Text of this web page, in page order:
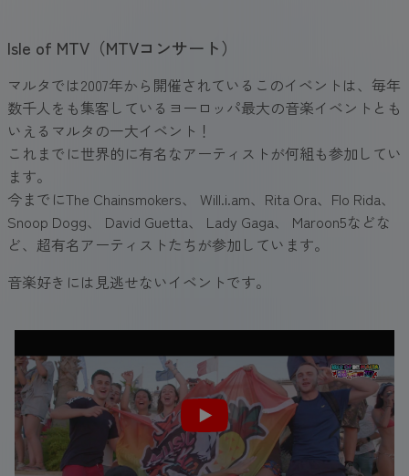
Isle of MTV（MTVコンサート）
マルタでは2007年から開催されているこのイベントは、毎年
数千人をも集客しているヨーロッパ最大の音楽イベントとも
いえるマルタの一大イベント！
これまでに世界的に有名なアーティストが何組も参加してい
ます。
今までにThe Chainsmokers、 Will.i.am、Rita Ora、Flo Rida、
Snoop Dogg、 David Guetta、 Lady Gaga、 Maroon5などな
ど、超有名アーティストたちが参加しています。
音楽好きには見逃せないイベントです。